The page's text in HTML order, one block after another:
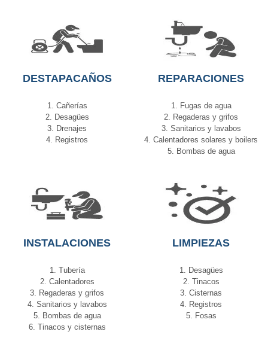
DESTAPACAÑOS
1. Cañerías
2. Desagües
3. Drenajes
4. Registros
REPARACIONES
1. Fugas de agua
2. Regaderas y grifos
3. Sanitarios y lavabos
4. Calentadores solares y boilers
5. Bombas de agua
INSTALACIONES
1. Tubería
2. Calentadores
3. Regaderas y grifos
4. Sanitarios y lavabos
5. Bombas de agua
6. Tinacos y cisternas
LIMPIEZAS
1. Desagües
2. Tinacos
3. Cisternas
4. Registros
5. Fosas